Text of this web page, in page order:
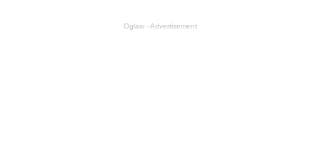
Oglasi - Advertisement